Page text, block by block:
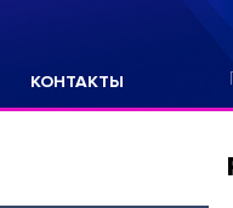
КОНТАКТЫ